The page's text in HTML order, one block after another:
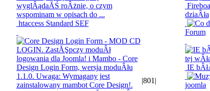
htaccess Standard SEF
|801 |
dziaÂła
Forum
IE
joomla